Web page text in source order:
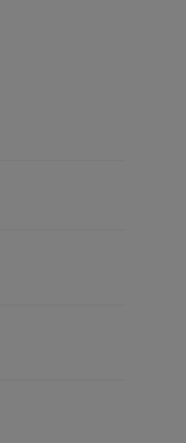
als duowagen
Gewicht
voor Minimale
voor Maximale